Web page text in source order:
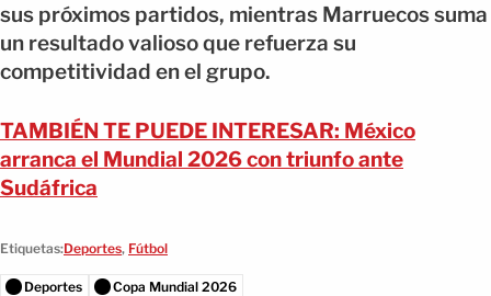
sus próximos partidos, mientras Marruecos suma
un resultado valioso que refuerza su
competitividad en el grupo.
TAMBIÉN TE PUEDE INTERESAR: México
arranca el Mundial 2026 con triunfo ante
Sudáfrica
Etiquetas:Deportes, Fútbol
Deportes Copa Mundial 2026